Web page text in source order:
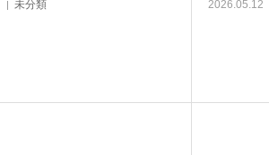
未分類 2026.05.12